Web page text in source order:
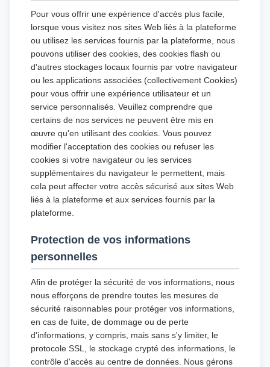
Pour vous offrir une expérience d'accès plus facile,
lorsque vous visitez nos sites Web liés à la plateforme
ou utilisez les services fournis par la plateforme, nous
pouvons utiliser des cookies, des cookies flash ou
d'autres stockages locaux fournis par votre navigateur
ou les applications associées (collectivement Cookies)
pour vous offrir une expérience utilisateur et un
service personnalisés. Veuillez comprendre que
certains de nos services ne peuvent être mis en
œuvre qu'en utilisant des cookies. Vous pouvez
modifier l'acceptation des cookies ou refuser les
cookies si votre navigateur ou les services
supplémentaires du navigateur le permettent, mais
cela peut affecter votre accès sécurisé aux sites Web
liés à la plateforme et aux services fournis par la
plateforme.
Protection de vos informations
personnelles
Afin de protéger la sécurité de vos informations, nous
nous efforçons de prendre toutes les mesures de
sécurité raisonnables pour protéger vos informations,
en cas de fuite, de dommage ou de perte
d'informations, y compris, mais sans s'y limiter, le
protocole SSL, le stockage crypté des informations, le
contrôle d'accès au centre de données. Nous gérons